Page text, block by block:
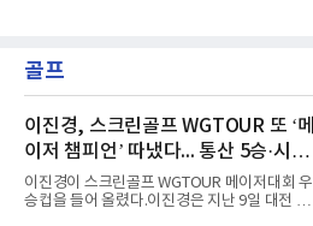
골프
이진경, 스크린골프 WGTOUR 또 ‘메
이저 챔피언’ 따냈다... 통산 5승·시즌
3승 달성
이진경이 스크린골프 WGTOUR 메이저대회 우
승컵을 들어 올렸다.이진경은 지난 9일 대전 골